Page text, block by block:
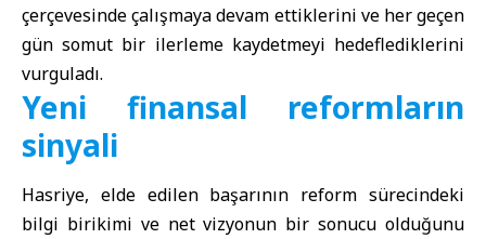
çerçevesinde çalışmaya devam ettiklerini ve her geçen
gün somut bir ilerleme kaydetmeyi hedeflediklerini
vurguladı.
Yeni finansal reformların
sinyali
Hasriye, elde edilen başarının reform sürecindeki
bilgi birikimi ve net vizyonun bir sonucu olduğunu